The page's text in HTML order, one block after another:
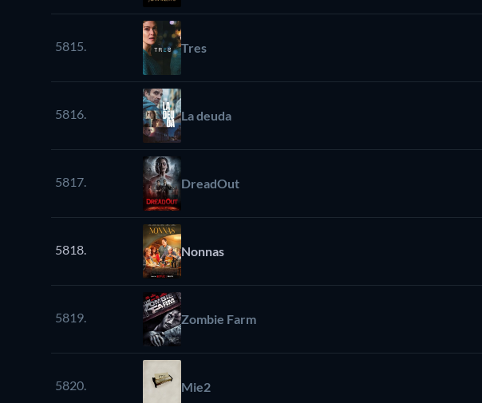
5815. Tres
5816. La deuda
5817. DreadOut
5818. Nonnas
5819. Zombie Farm
5820. Mie2